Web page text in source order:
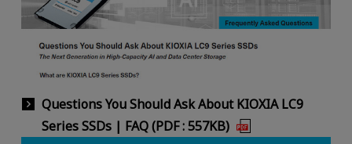
Questions You Should Ask About KIOXIA LC9
Series SSDs | FAQ (PDF : 557KB)